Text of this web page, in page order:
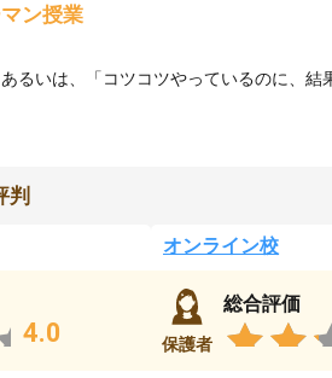
ン授業
るいは、「コツコツやっているのに、
判
4.0
オンライン校
保護者
総合評価